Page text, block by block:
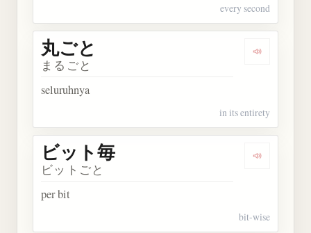
every second
Dengarkan
丸ごと
まるごと
seluruhnya
in its entirety
Dengarkan
ビット毎
ビットごと
per bit
bit-wise